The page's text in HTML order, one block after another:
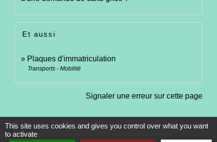
Et aussi
Plaques d'immatriculation
Transports - Mobilité
Signaler une erreur sur cette page
This site uses cookies and gives you control over what you want
to activate